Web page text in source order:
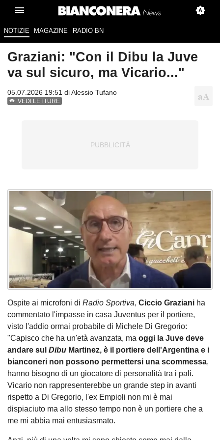
NOTIZIE MAGAZINE RADIO BN
Graziani: "Con il Dibu la Juve
va sul sicuro, ma Vicario..."
05.07.2026 19:51 diAlessio Tufano
VEDI LETTURE
Ospite ai microfoni di Radio Sportiva, Ciccio Graziani ha
commentato l'impasse in casa Juventus per il portiere,
visto l'addio ormai probabile di Michele Di Gregorio:
"Capisco che ha un'età avanzata, ma oggi la Juve deve
andare sul Dibu Martinez, è il portiere dell'Argentina e i
bianconeri non possono permettersi una scommessa,
hanno bisogno di un giocatore di personalità tra i pali.
Vicario non rappresenterebbe un grande step in avanti
rispetto a Di Gregorio, l'ex Empioli non mi è mai
dispiaciuto ma allo stesso tempo non è un portiere che a
me mi abbia mai entusiasmato.